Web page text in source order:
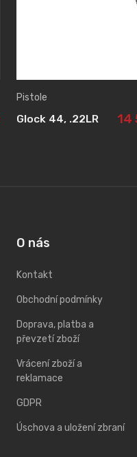
Pistole
Glock 44, .22LR 14
O nás
Kontakt
Obchodní podmínky
Doprava, platba a
převzetí zboží
Vrácení zboží a
reklamace
GDPR
Úschova a uložení zbraní